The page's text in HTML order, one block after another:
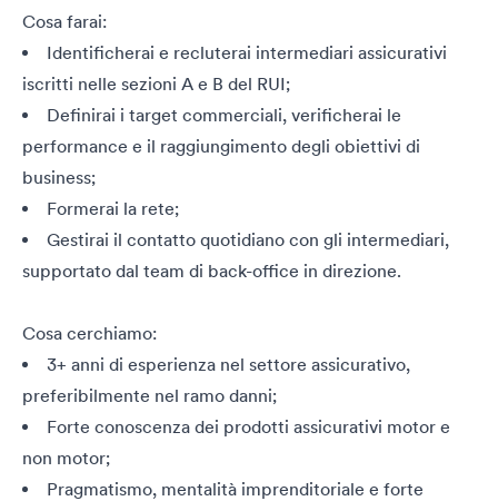
Cosa farai:
Identificherai e recluterai intermediari assicurativi
iscritti nelle sezioni A e B del RUI;
Definirai i target commerciali, verificherai le
performance e il raggiungimento degli obiettivi di
business;
Formerai la rete;
Gestirai il contatto quotidiano con gli intermediari,
supportato dal team di back-office in direzione.
Cosa cerchiamo:
3+ anni di esperienza nel settore assicurativo,
preferibilmente nel ramo danni;
Forte conoscenza dei prodotti assicurativi motor e
non motor;
Pragmatismo, mentalità imprenditoriale e forte